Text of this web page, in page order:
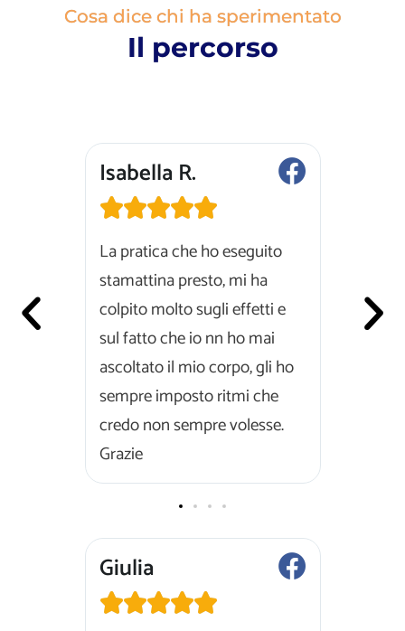
Cosa dice chi ha sperimentato
Il percorso
e
Isabella R.

La pratica che ho eseguito
stamattina presto, mi ha
colpito molto sugli effetti e
sul fatto che io nn ho mai
ascoltato il mio corpo, gli ho
sempre imposto ritmi che
credo non sempre volesse.
Grazie
posso
volta
Giulia
